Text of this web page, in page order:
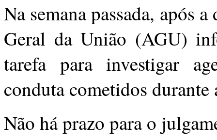
Na semana passada, após
Geral da União (AGU)
tarefa para investigar
conduta cometidos durante
Não há prazo para o